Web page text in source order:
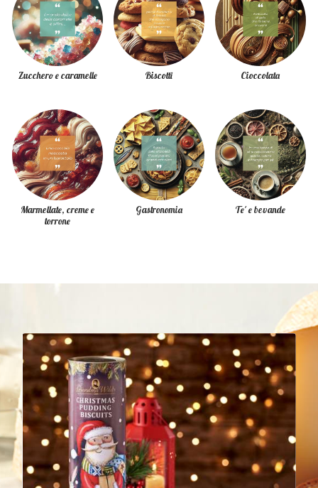
Zucchero e caramelle Biscotti Cioccolata
Marmellate, creme e
torrone
Gastronomia Te' e bevande